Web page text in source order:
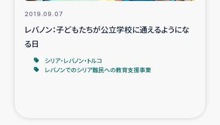
2019.09.07
レバノン：子どもたちが公立学校に通えるようにな
る日
シリア・レバノン・トルコ
レバノンでのシリア難民への教育支援事業